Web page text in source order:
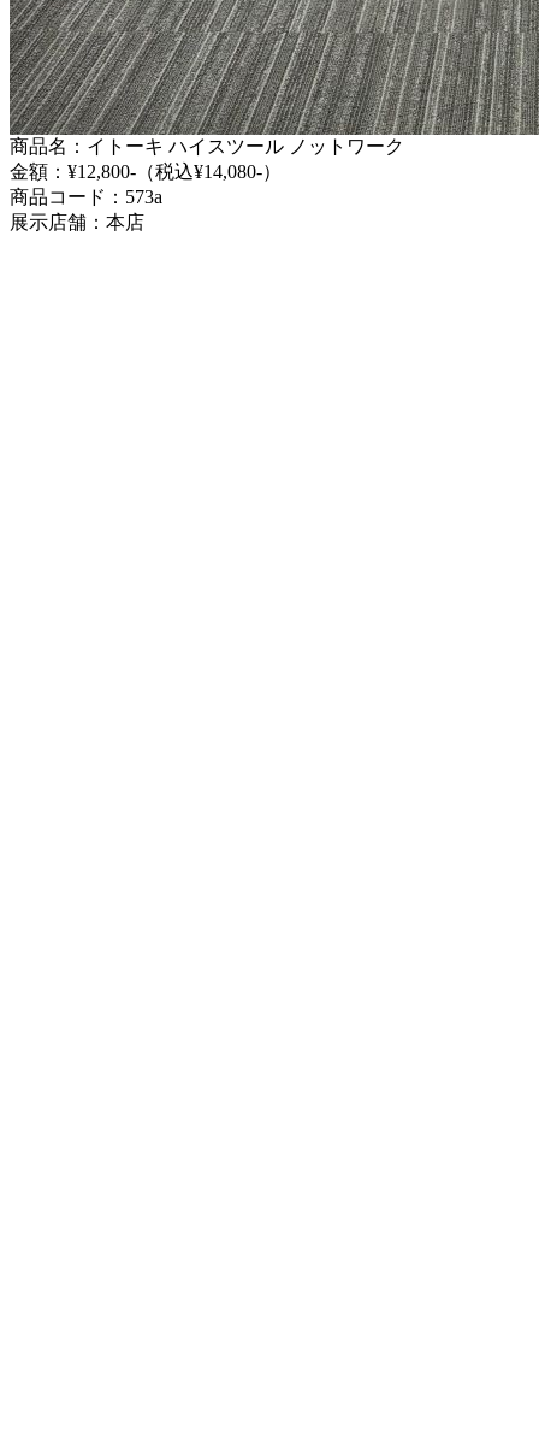
商品名：イトーキ ハイスツール ノットワーク
金額：¥12,800-（税込¥14,080-）
商品コード：573a
展示店舗：本店